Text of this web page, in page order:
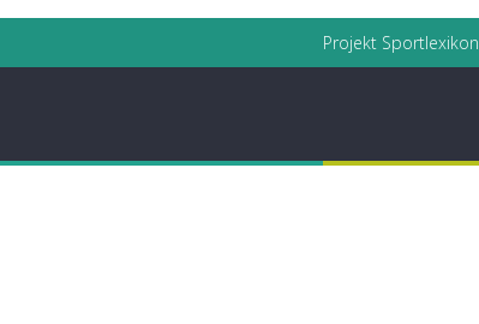
Projekt Sportlexikon